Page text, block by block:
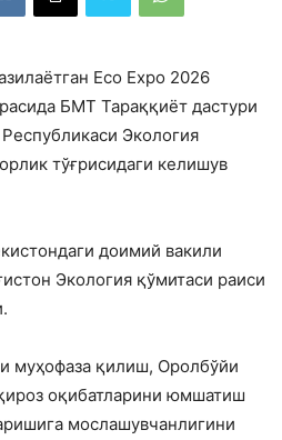
Eco Expo 2026
БМТ Тараққиёт дастури
Экология
тўғрисидаги келишув
доимий вакили
Экология қўмитаси раиси
муҳофаза қилиш, Оролбўйи
оқибатларини юмшатиш
мослашувчанлигини